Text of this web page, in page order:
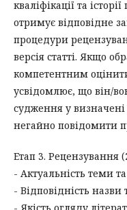
кваліфікації та
отримує відповідне
процедури
версія статті. Якщо
компетентним
усвідомлює, що він/
судження у визначені
негайно повідомити
Етап 3. Рецензування
- Актуальність теми
- Відповідність назви